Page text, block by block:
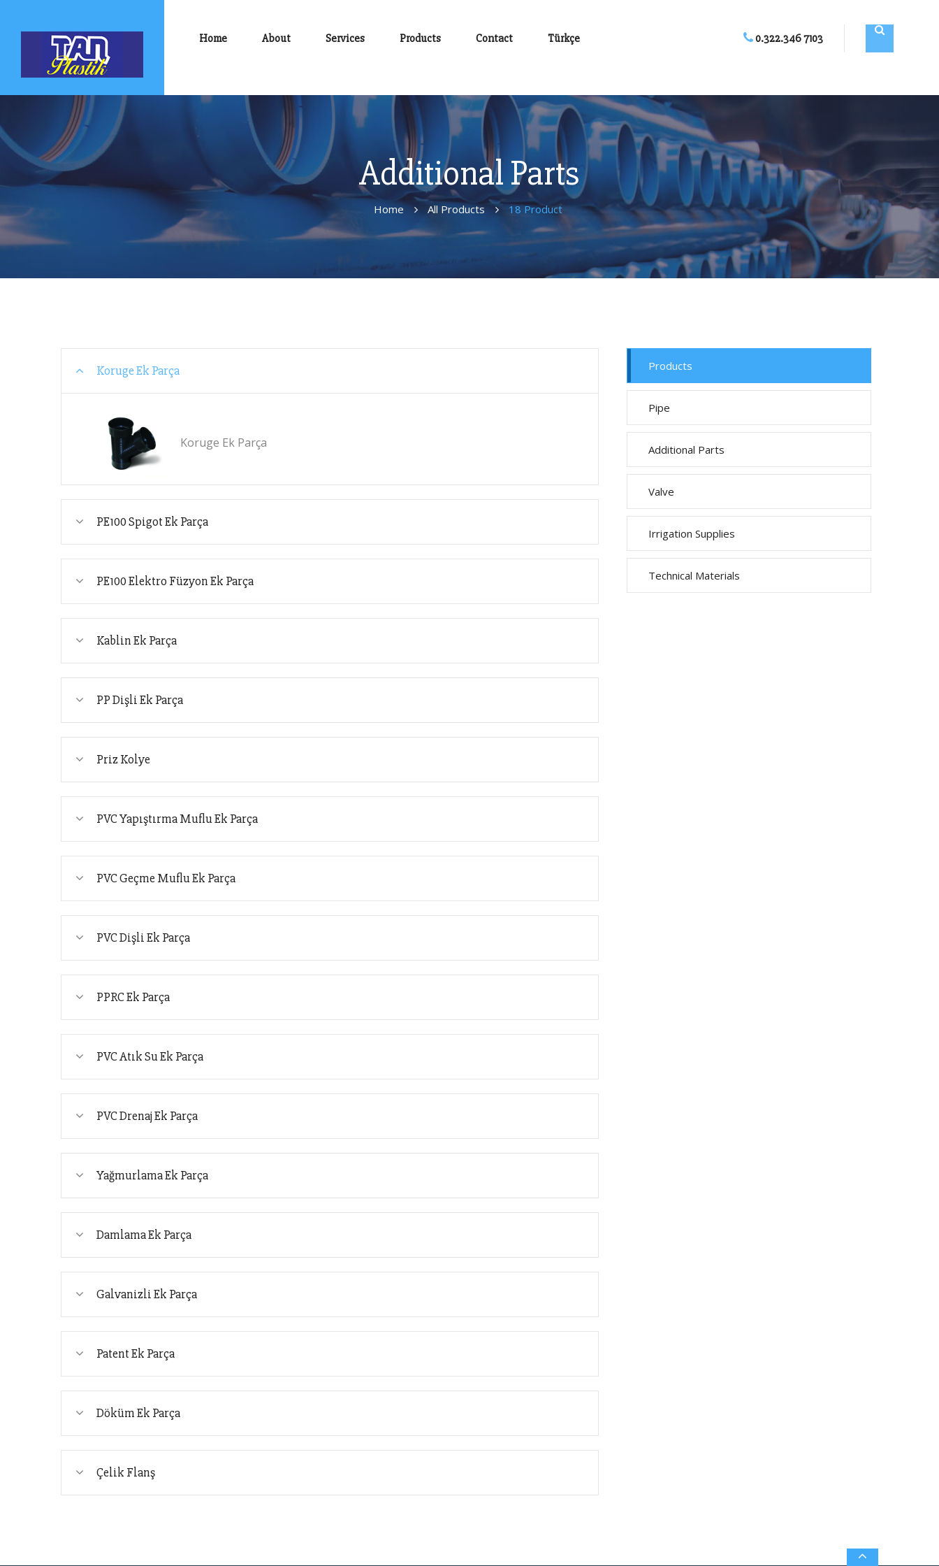
Home About Services Products Contact Türkçe 0.322.346 7103
Additional Parts
Home All Products 18 Product
Koruge Ek Parça
Koruge Ek Parça
PE100 Spigot Ek Parça
PE100 Elektro Füzyon Ek Parça
Kablin Ek Parça
PP Dişli Ek Parça
Priz Kolye
PVC Yapıştırma Muflu Ek Parça
PVC Geçme Muflu Ek Parça
PVC Dişli Ek Parça
PPRC Ek Parça
PVC Atık Su Ek Parça
PVC Drenaj Ek Parça
Yağmurlama Ek Parça
Damlama Ek Parça
Galvanizli Ek Parça
Patent Ek Parça
Döküm Ek Parça
Çelik Flanş
Products
Pipe
Additional Parts
Valve
Irrigation Supplies
Technical Materials